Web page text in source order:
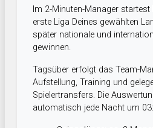
Im 2-Minuten-Manager
erste Liga Deines gewählten
später nationale und
gewinnen.
Tagsüber erfolgt das Team-
Aufstellung, Training und
Spielertransfers. Die
automatisch jede Nacht um